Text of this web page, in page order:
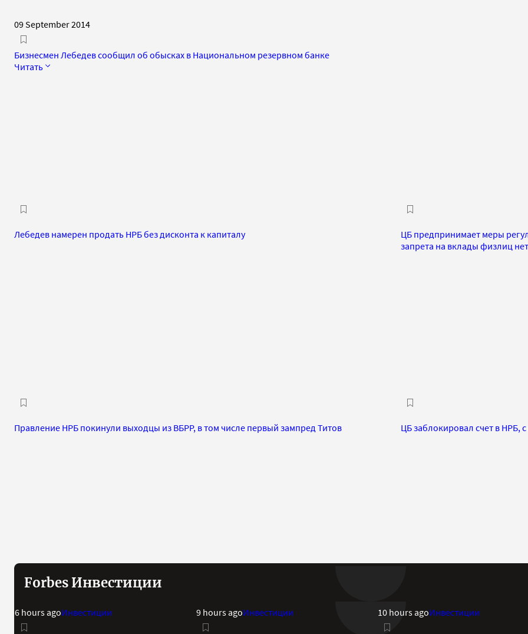
09 September 2014
Бизнесмен Лебедев сообщил об обысках в Национальном резервном банке
Читать
Лебедев намерен продать НРБ без дисконта к капиталу
ЦБ предпринимает меры
запрета на вклады физлиц нет
Правление НРБ покинули выходцы из ВБРР, в том числе первый зампред Титов ЦБ заблокировал счет в НРБ,
Forbes Инвестиции
6 hours agoИнвестиции 9 hours agoИнвестиции 10 hours agoИнвестиции